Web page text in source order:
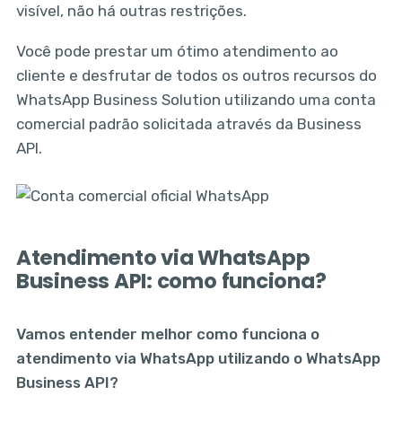
visível, não há outras restrições.
Você pode prestar um ótimo atendimento ao
cliente e desfrutar de todos os outros recursos do
WhatsApp Business Solution utilizando uma conta
comercial padrão solicitada através da Business
API.
Atendimento via WhatsApp
Business API: como funciona?
Vamos entender melhor como funciona o
atendimento via WhatsApp utilizando o WhatsApp
Business API?